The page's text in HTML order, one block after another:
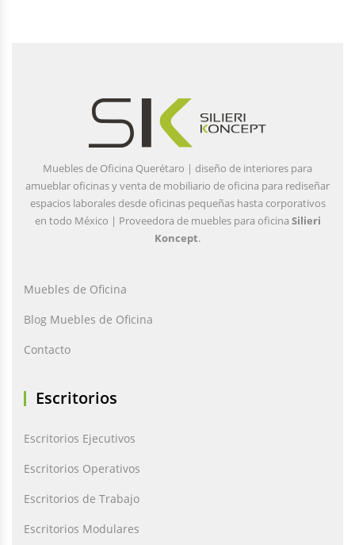
Muebles de Oficina Querétaro | diseño de interiores para
amueblar oficinas y venta de mobiliario de oficina para rediseñar
espacios laborales desde oficinas pequeñas hasta corporativos
en todo México | Proveedora de muebles para oficina Silieri
Koncept.
Muebles de Oficina
Blog Muebles de Oficina
Contacto
Escritorios
Escritorios Ejecutivos
Escritorios Operativos
Escritorios de Trabajo
Escritorios Modulares